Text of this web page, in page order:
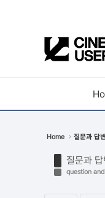
Home 질문과 답변
질문과 답
question